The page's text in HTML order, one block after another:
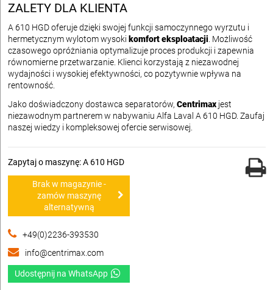
ZALETY DLA KLIENTA
A 610 HGD oferuje dzięki swojej funkcji samoczynnego wyrzutu i
hermetycznym wylotom wysoki komfort eksploatacji. Możliwość
czasowego opróżniania optymalizuje proces produkcji i zapewnia
równomierne przetwarzanie. Klienci korzystają z niezawodnej
wydajności i wysokiej efektywności, co pozytywnie wpływa na
rentowność.
Jako doświadczony dostawca separatorów, Centrimax jest
niezawodnym partnerem w nabywaniu Alfa Laval A 610 HGD. Zaufaj
naszej wiedzy i kompleksowej ofercie serwisowej.
Zapytaj o maszynę: A 610 HGD
Brak w magazynie -
zamów maszynę
alternatywną
+49(0)2236-393530
info@centrimax.com
Udostępnij na WhatsApp